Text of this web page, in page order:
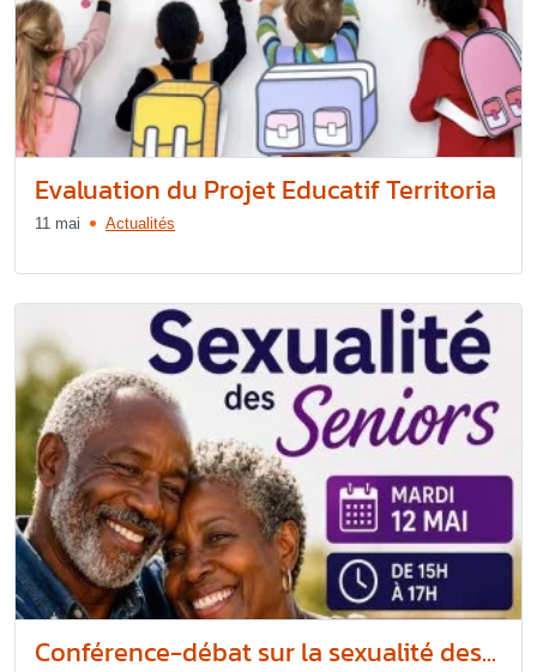
Evaluation du Projet Educatif Territoria
11 mai Actualités
Conférence-débat sur la sexualité des...